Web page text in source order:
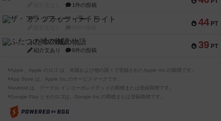
1件の投稿
44 PT
ザ・フラッフィー・ライト
39 PT
ふたつの城の物語
紹介文あり 6件の投稿
※Apple、Apple のロゴ は、米国および他の国々で登録されたApple Inc.の商標です。
※App Store は、Apple Inc.のサービスマークです。
※Android は、グーグル インコーポレイテッドの商標または登録商標です。
※Google Play とそのロゴは、Google Inc.の商標または登録商標です。